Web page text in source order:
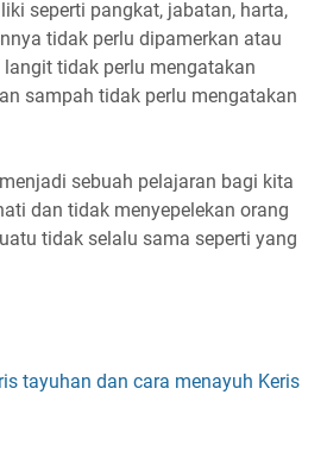
seperti pangkat, jabatan, harta,
tidak perlu dipamerkan atau
tidak perlu mengatakan
sampah tidak perlu mengatakan
sebuah pelajaran bagi kita
dan tidak menyepelekan orang
tidak selalu sama seperti yang
tayuhan dan cara menayuh Keris